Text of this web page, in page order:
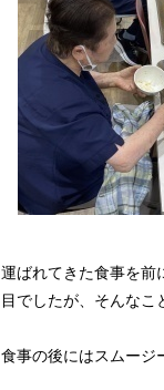
運ばれてきた食事を前
目でしたが、そんなこ
食事の後にはスムージ